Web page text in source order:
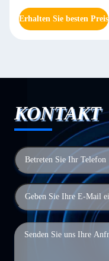
Erhalten Sie besten Preis
KONTAKT